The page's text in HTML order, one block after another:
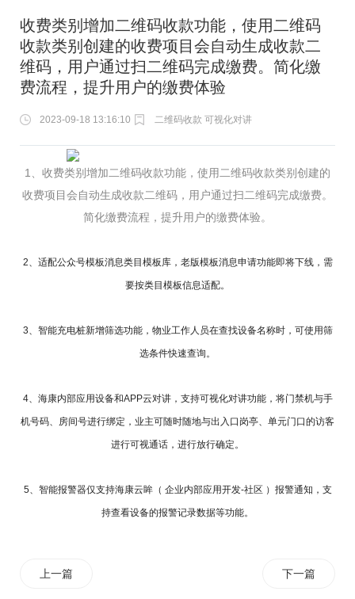
收费类别增加二维码收款功能，使用二维码
收款类别创建的收费项目会自动生成收款二
维码，用户通过扫二维码完成缴费。简化缴
费流程，提升用户的缴费体验
2023-09-18 13:16:10 二维码收款 可视化对讲
1、收费类别增加二维码收款功能，使用二维码收款类别创建的
收费项目会自动生成收款二维码，用户通过扫二维码完成缴费。
简化缴费流程，提升用户的缴费体验。
2、适配公众号模板消息类目模板库，老版模板消息申请功能即将下线，需
要按类目模板信息适配。
3、智能充电桩新增筛选功能，物业工作人员在查找设备名称时，可使用筛
选条件快速查询。
4、海康内部应用设备和APP云对讲，支持可视化对讲功能，将门禁机与手
机号码、房间号进行绑定，业主可随时随地与出入口岗亭、单元门口的访客
进行可视通话，进行放行确定。
5、智能报警器仅支持海康云眸（ 企业内部应用开发-社区 ）报警通知，支
持查看设备的报警记录数据等功能。
上一篇 下一篇